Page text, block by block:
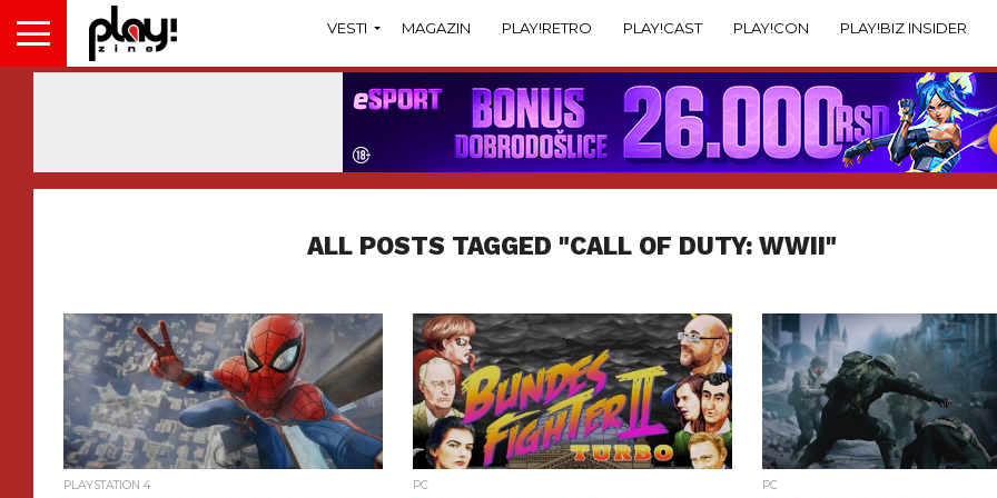
VESTI MAGAZIN PLAY!RETRO PLAY!CAST PLAY!CON PLAY!BIZ INSIDER
ALL POSTS TAGGED "CALL OF DUTY: WWII"
PLAYSTATION 4 PC PC